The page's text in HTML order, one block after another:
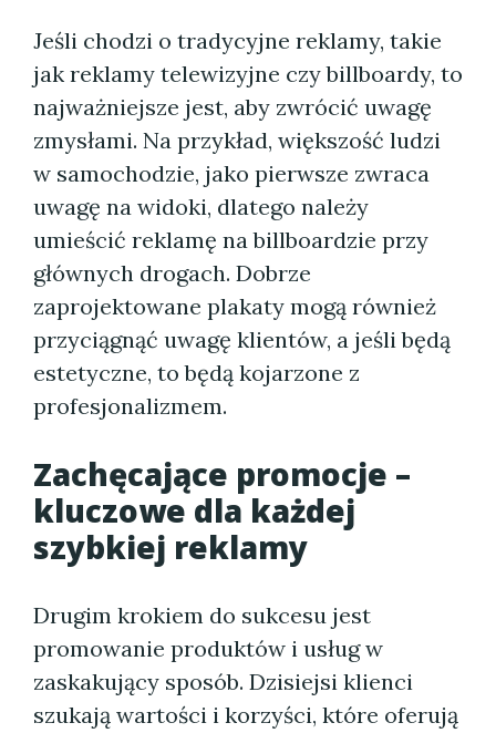
Jeśli chodzi o tradycyjne reklamy, takie
jak reklamy telewizyjne czy billboardy, to
najważniejsze jest, aby zwrócić uwagę
zmysłami. Na przykład, większość ludzi
w samochodzie, jako pierwsze zwraca
uwagę na widoki, dlatego należy
umieścić reklamę na billboardzie przy
głównych drogach. Dobrze
zaprojektowane plakaty mogą również
przyciągnąć uwagę klientów, a jeśli będą
estetyczne, to będą kojarzone z
profesjonalizmem.
Zachęcające promocje –
kluczowe dla każdej
szybkiej reklamy
Drugim krokiem do sukcesu jest
promowanie produktów i usług w
zaskakujący sposób. Dzisiejsi klienci
szukają wartości i korzyści, które oferują